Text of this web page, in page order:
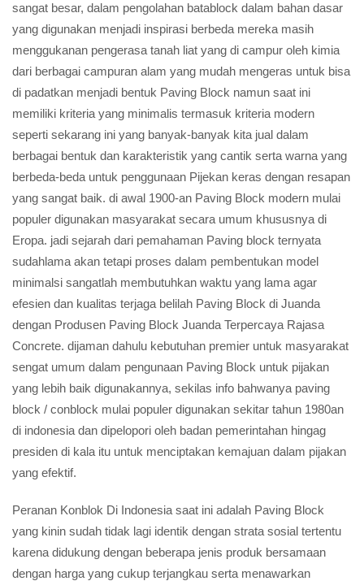
sangat besar, dalam pengolahan batablock dalam bahan dasar
yang digunakan menjadi inspirasi berbeda mereka masih
menggukanan pengerasa tanah liat yang di campur oleh kimia
dari berbagai campuran alam yang mudah mengeras untuk bisa
di padatkan menjadi bentuk Paving Block namun saat ini
memiliki kriteria yang minimalis termasuk kriteria modern
seperti sekarang ini yang banyak-banyak kita jual dalam
berbagai bentuk dan karakteristik yang cantik serta warna yang
berbeda-beda untuk penggunaan Pijekan keras dengan resapan
yang sangat baik. di awal 1900-an Paving Block modern mulai
populer digunakan masyarakat secara umum khususnya di
Eropa. jadi sejarah dari pemahaman Paving block ternyata
sudahlama akan tetapi proses dalam pembentukan model
minimalsi sangatlah membutuhkan waktu yang lama agar
efesien dan kualitas terjaga belilah Paving Block di Juanda
dengan Produsen Paving Block Juanda Terpercaya Rajasa
Concrete. dijaman dahulu kebutuhan premier untuk masyarakat
sengat umum dalam pengunaan Paving Block untuk pijakan
yang lebih baik digunakannya, sekilas info bahwanya paving
block / conblock mulai populer digunakan sekitar tahun 1980an
di indonesia dan dipelopori oleh badan pemerintahan hingag
presiden di kala itu untuk menciptakan kemajuan dalam pijakan
yang efektif.
Peranan Konblok Di Indonesia saat ini adalah Paving Block
yang kinin sudah tidak lagi identik dengan strata sosial tertentu
karena didukung dengan beberapa jenis produk bersamaan
dengan harga yang cukup terjangkau serta menawarkan